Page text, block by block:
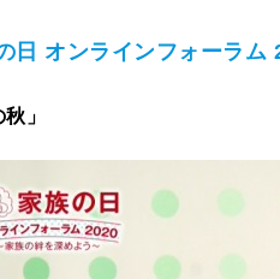
日 オンラインフォーラム
秋」